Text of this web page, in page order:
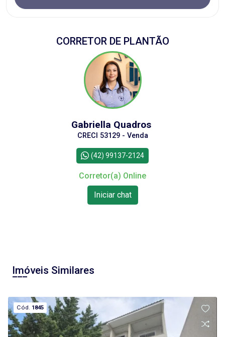
CORRETOR DE PLANTÃO
Gabriella Quadros
CRECI 53129 - Venda
(42) 99137-2124
Corretor(a) Online
Iniciar chat
Imóveis Similares
Cód. 1845